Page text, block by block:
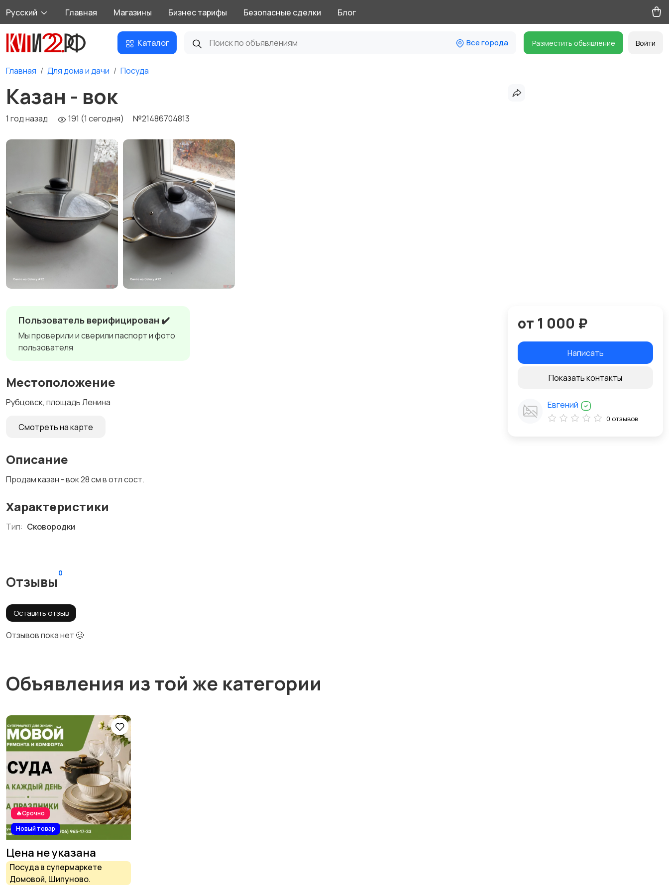
Русский Главная Магазины Бизнес тарифы Безопасные сделки Блог
Каталог Все города Разместить объявление Войти
Главная Для дома и дачи Посуда
Казан - вок
1 год назад 191 (1 сегодня) №21486704813
Пользователь верифицирован ✔️
Мы проверили и сверили паспорт и фото
пользователя
Местоположение
Рубцовск, площадь Ленина
Смотреть на карте
Описание
Продам казан - вок 28 см в отл сост.
Характеристики
Тип: Сковородки
Отзывы
0
Оставить отзыв
Отзывов пока нет 🥴
от 1 000 ₽
Написать
Показать контакты
Евгений
0 отзывов
Объявления из той же категории
🔥Срочно
Новый товар
Цена не указана
Посуда в супермаркете
Домовой, Шипуново.